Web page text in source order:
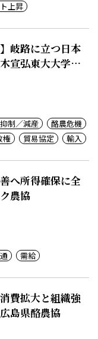
上昇
】岐路に立つ日本
宣弘東大大学院
制／減産
酪農危機
権 貿易協定 輸入
へ所得確保に全
農協
需給
費拡大と組織強
島県酪農協